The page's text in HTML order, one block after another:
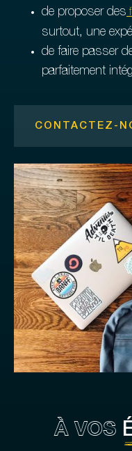
de proposer des
surtout, une
de faire passer
parfaitement
CONTACTEZ-
À VOS